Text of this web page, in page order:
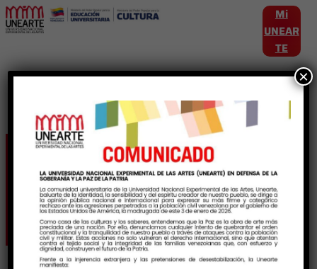
Mi
UNEAR
TE
Etiqueta:
Intercambiocultural
×